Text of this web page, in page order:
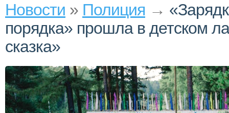
Новости » Полиция →
порядка» прошла в детском
сказка»